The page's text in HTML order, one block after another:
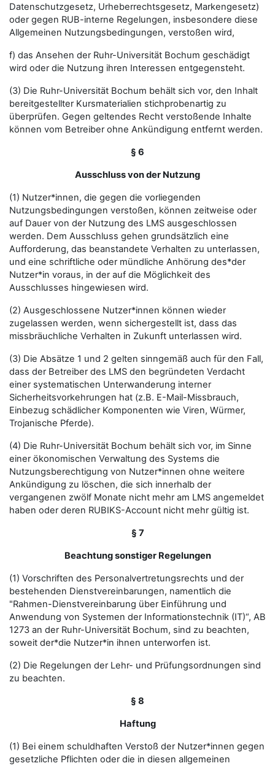
Datenschutzgesetz, Urheberrechtsgesetz, Markengesetz)
oder gegen RUB-interne Regelungen, insbesondere diese
Allgemeinen Nutzungsbedingungen, verstoßen wird,
f) das Ansehen der Ruhr-Universität Bochum geschädigt
wird oder die Nutzung ihren Interessen entgegensteht.
(3) Die Ruhr-Universität Bochum behält sich vor, den Inhalt
bereitgestellter Kursmaterialien stichprobenartig zu
überprüfen. Gegen geltendes Recht verstoßende Inhalte
können vom Betreiber ohne Ankündigung entfernt werden.
§ 6
Ausschluss von der Nutzung
(1) Nutzer*innen, die gegen die vorliegenden
Nutzungsbedingungen verstoßen, können zeitweise oder
auf Dauer von der Nutzung des LMS ausgeschlossen
werden. Dem Ausschluss gehen grundsätzlich eine
Aufforderung, das beanstandete Verhalten zu unterlassen,
und eine schriftliche oder mündliche Anhörung des*der
Nutzer*in voraus, in der auf die Möglichkeit des
Ausschlusses hingewiesen wird.
(2) Ausgeschlossene Nutzer*innen können wieder
zugelassen werden, wenn sichergestellt ist, dass das
missbräuchliche Verhalten in Zukunft unterlassen wird.
(3) Die Absätze 1 und 2 gelten sinngemäß auch für den Fall,
dass der Betreiber des LMS den begründeten Verdacht
einer systematischen Unterwanderung interner
Sicherheitsvorkehrungen hat (z.B. E-Mail-Missbrauch,
Einbezug schädlicher Komponenten wie Viren, Würmer,
Trojanische Pferde).
(4) Die Ruhr-Universität Bochum behält sich vor, im Sinne
einer ökonomischen Verwaltung des Systems die
Nutzungsberechtigung von Nutzer*innen ohne weitere
Ankündigung zu löschen, die sich innerhalb der
vergangenen zwölf Monate nicht mehr am LMS angemeldet
haben oder deren RUBIKS-Account nicht mehr gültig ist.
§ 7
Beachtung sonstiger Regelungen
(1) Vorschriften des Personalvertretungsrechts und der
bestehenden Dienstvereinbarungen, namentlich die
"Rahmen-Dienstvereinbarung über Einführung und
Anwendung von Systemen der Informationstechnik (IT)“, AB
1273 an der Ruhr-Universität Bochum, sind zu beachten,
soweit der*die Nutzer*in ihnen unterworfen ist.
(2) Die Regelungen der Lehr- und Prüfungsordnungen sind
zu beachten.
§ 8
Haftung
(1) Bei einem schuldhaften Verstoß der Nutzer*innen gegen
gesetzliche Pflichten oder die in diesen allgemeinen